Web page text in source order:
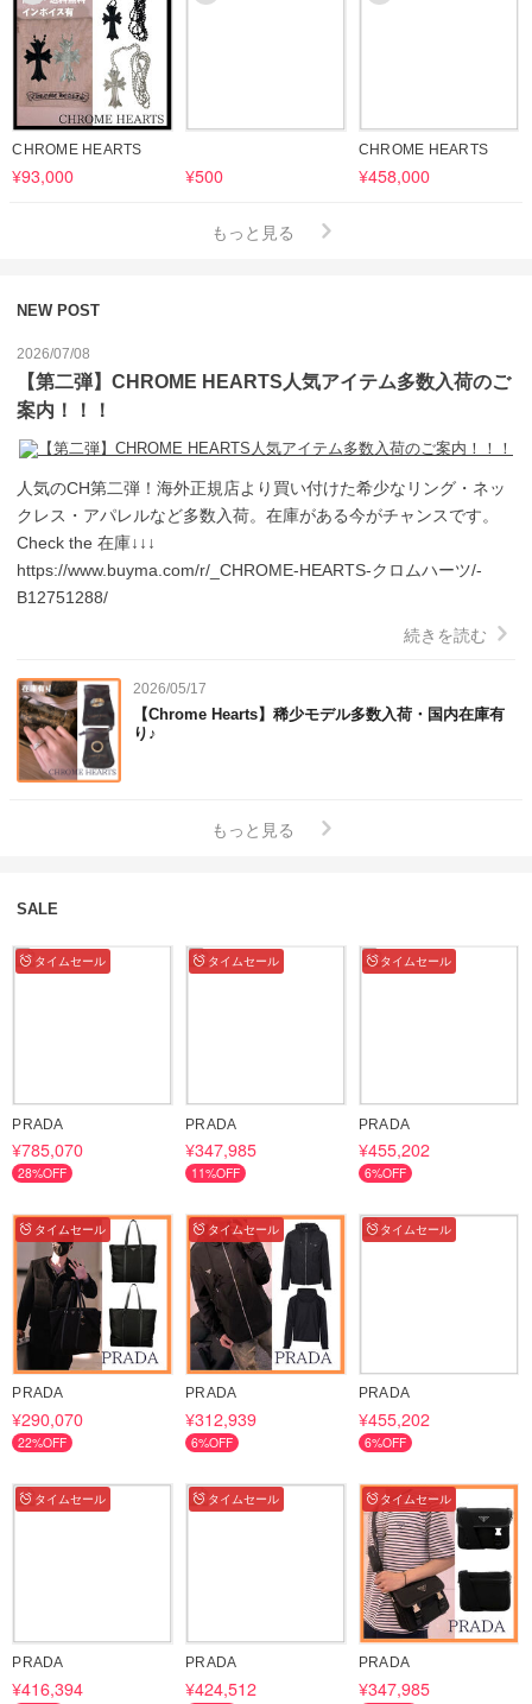
CHROME HEARTS
¥93,000 ¥500
CHROME HEARTS
¥458,000
もっと見る
NEW POST
2026/07/08
【第二弾】CHROME HEARTS人気アイテム多数入荷のご
案内！！！
人気のCH第二弾！海外正規店より買い付けた希少なリング・ネッ
クレス・アパレルなど多数入荷。在庫がある今がチャンスです。
Check the 在庫↓↓↓
https://www.buyma.com/r/_CHROME-HEARTS-クロムハーツ/-
B12751288/
続きを読む
2026/05/17
【Chrome Hearts】稀少モデル多数入荷・国内在庫有
り♪
もっと見る
SALE
タイムセール
PRADA
¥785,070
28%OFF
タイムセール
PRADA
¥347,985
11%OFF
タイムセール
PRADA
¥455,202
6%OFF
タイムセール
PRADA
¥290,070
22%OFF
タイムセール
PRADA
¥312,939
6%OFF
タイムセール
PRADA
¥455,202
6%OFF
タイムセール
PRADA
¥416,394
タイムセール
PRADA
¥424,512
タイムセール
PRADA
¥347,985